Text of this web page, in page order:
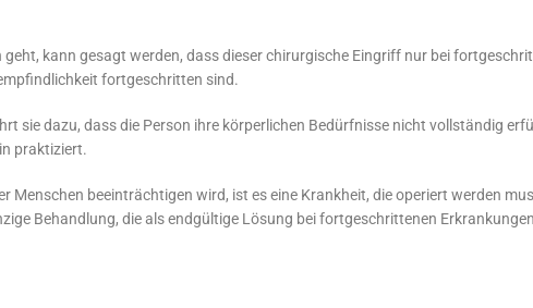
kann gesagt werden, dass dieser chirurgische Eingriff nur bei
fortgeschritten sind.
sie dazu, dass die Person ihre körperlichen Bedürfnisse nicht vollständig
praktiziert.
Menschen beeinträchtigen wird, ist es eine Krankheit, die operiert werden
Behandlung, die als endgültige Lösung bei fortgeschrittenen